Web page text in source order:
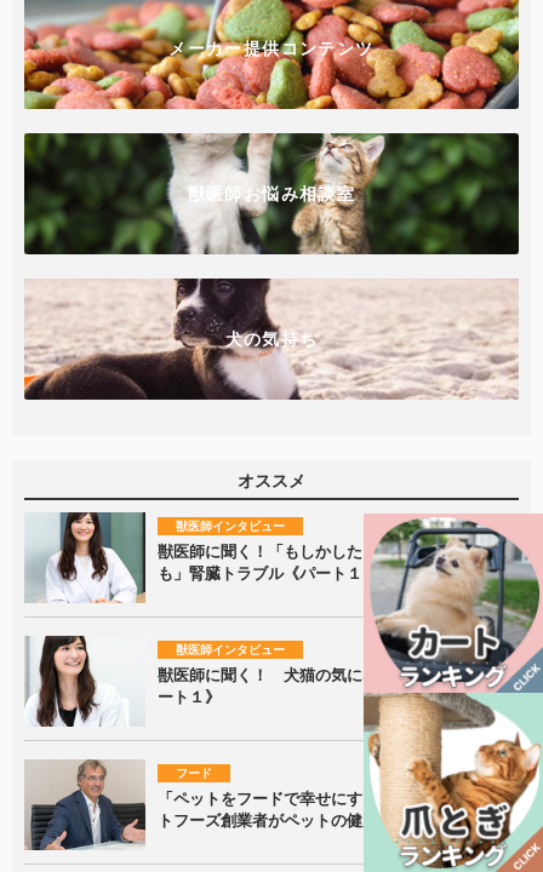
メーカー提供コンテンツ
獣医師お悩み相談室
犬の気持ち
オススメ
獣医師インタビュー
獣医師に聞く！「もしかしたら気付いていないか
も」腎臓トラブル《パート１》
獣医師インタビュー
獣医師に聞く！ 犬猫の気になる胃腸の病気《パ
ート１》
フード
「ペットをフードで幸せにする」ファルミナペッ
トフーズ創業者がペットの健康を支える！